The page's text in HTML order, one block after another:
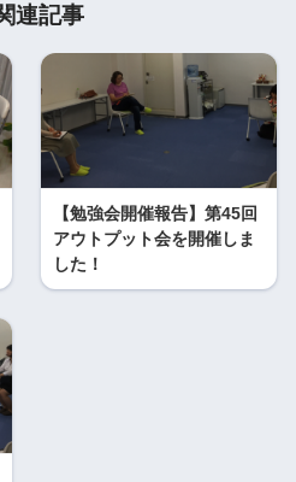
連記事
【勉強会開催報告】第45回
アウトプット会を開催しま
した！